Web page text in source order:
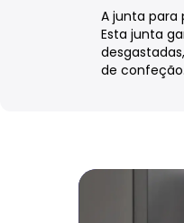
A junta para
Esta junta
de confeção.